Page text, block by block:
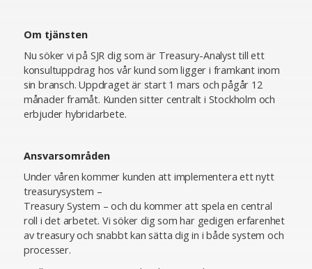
Om tjänsten
Nu söker vi på SJR dig som är Treasury-Analyst till ett
konsultuppdrag hos vår kund som ligger i framkant inom
sin bransch. Uppdraget är start 1 mars och pågår 12
månader framåt. Kunden sitter centralt i Stockholm och
erbjuder hybridarbete.
Ansvarsområden
Under våren kommer kunden att implementera ett nytt
treasurysystem –
Treasury System – och du kommer att spela en central
roll i det arbetet. Vi söker dig som har gedigen erfarenhet
av treasury och snabbt kan sätta dig in i både system och
processer.